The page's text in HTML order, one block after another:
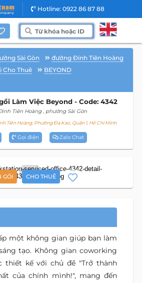
Hotline: 0922 86 87 88
Sài Gòn
đường Đinh Tiên Hoàng
Cho Thuê
BEYOND
Làm Việc Beyond - Code: 4342
Tiên Hoàng , phường Sài Gòn
Tiên Hoàng, Phường Đa Kao, Quận 1, Hồ Chí Minh
Gọi điện Zalo Chat
GÓI CHO THUÊ
10
một không gian giúp bạn làm
tạo. Không gian coworking
thiết kế với chủ đề "Trở thành
của chính mình!", mang đến